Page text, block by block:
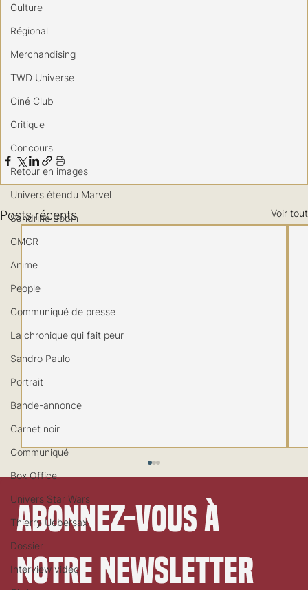
Culture
Régional
Merchandising
TWD Universe
Ciné Club
Critique
Concours
Retour en images
Univers étendu Marvel
Sandrine Bodin
CMCR
Anime
People
Communiqué de presse
La chronique qui fait peur
Sandro Paulo
Portrait
Bande-annonce
Carnet noir
Communiqué
Box Office
Univers Star Wars
Thierry Uebersax
Dossier
Interview vidéo
Posts récents Voir tout
Abonnez-vous à
notre newsletter